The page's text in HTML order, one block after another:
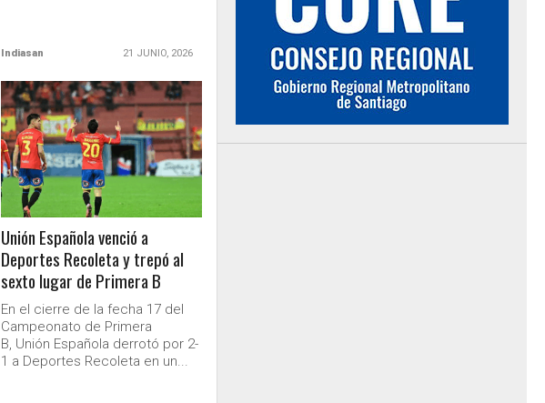
Indiasan 21 JUNIO, 2026
LEER MÁS
Unión Española venció a
Deportes Recoleta y trepó al
sexto lugar de Primera B
En el cierre de la fecha 17 del
Campeonato de Primera
B, Unión Española derrotó por 2-
1 a Deportes Recoleta en un...